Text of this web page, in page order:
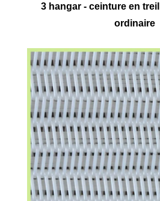
3 hangar - ceinture en
ordinaire